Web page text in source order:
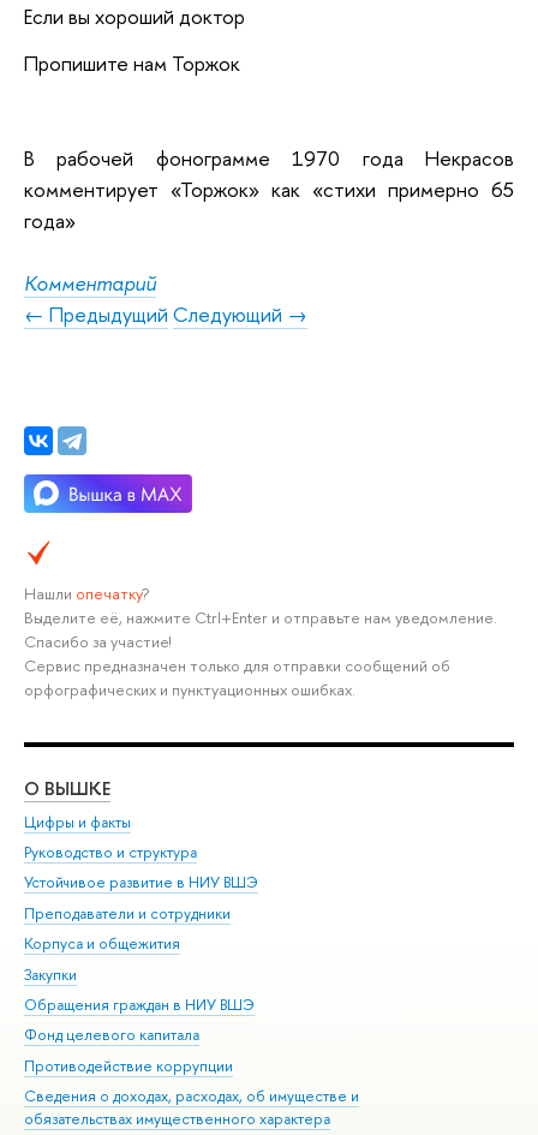
Если вы хороший доктор
Пропишите нам Торжок
В рабочей фонограмме 1970 года Некрасов
комментирует «Торжок» как «стихи примерно 65
года»
Комментарий
← Предыдущий Следующий →
Нашли опечатку?
Выделите её, нажмите Ctrl+Enter и отправьте нам уведомление.
Спасибо за участие!
Сервис предназначен только для отправки сообщений об
орфографических и пунктуационных ошибках.
О ВЫШКЕ
Цифры и факты
Руководство и структура
Устойчивое развитие в НИУ ВШЭ
Преподаватели и сотрудники
Корпуса и общежития
Закупки
Обращения граждан в НИУ ВШЭ
Фонд целевого капитала
Противодействие коррупции
Сведения о доходах, расходах, об имуществе и
обязательствах имущественного характера